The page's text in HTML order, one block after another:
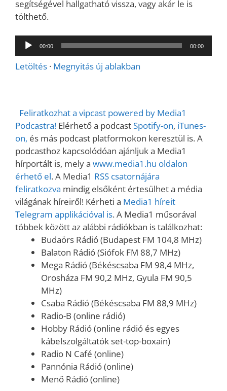
segítségével hallgatható vissza, vagy akár le is
tölthető.
Audió
lejátszó
00:00 00:00
Letöltés · Megnyitás új ablakban
Feliratkozhat a vipcast powered by Media1
Podcastra! Elérhető a podcastSpotify-on, iTunes-
on, és más podcast platformokon keresztül is. A
podcasthoz kapcsolódóan ajánljuk a Media1
hírportált is, mely a www.media1.hu oldalon
érhető el. A Media1 RSS csatornájára
feliratkozva mindig elsőként értesülhet a média
világának híreiről! Kérheti a Media1 híreit
Telegram applikációval is. A Media1 műsorával
többek között az alábbi rádiókban is találkozhat:
Budaörs Rádió (Budapest FM 104,8 MHz)
Balaton Rádió (Siófok FM 88,7 MHz)
Mega Rádió (Békéscsaba FM 98,4 MHz,
Orosháza FM 90,2 MHz, Gyula FM 90,5
MHz)
Csaba Rádió (Békéscsaba FM 88,9 MHz)
Radio-B (online rádió)
Hobby Rádió (online rádió és egyes
kábelszolgáltatók set-top-boxain)
Radio N Café (online)
Pannónia Rádió (online)
Menő Rádió (online)